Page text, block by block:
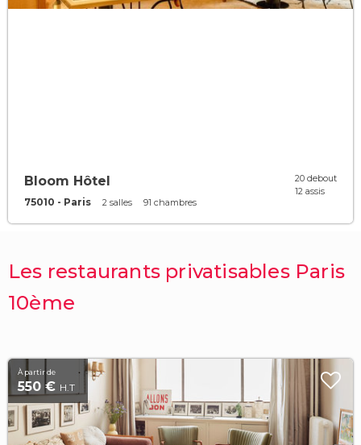
Bloom Hôtel
75010 - Paris 2 salles 91 chambres
20 debout
12 assis
Les restaurants privatisables Paris
10ème
À partir de
550 € H.T